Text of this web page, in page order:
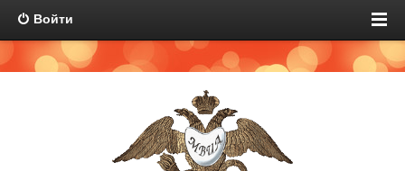
Войти